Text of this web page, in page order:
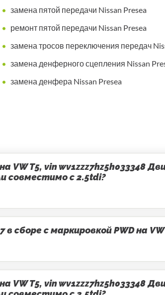
замена пятой передачи Nissan Presea
ремонт пятой передачи Nissan Presea
замена тросов переключения передач
замена денферного сцепления Nissan
замена денфера Nissan Presea
T5, vin wv1zzz7hz5h033348
совместимо с 2.5tdi?
сборе с маркировкой PWD на
T5, vin wv1zzz7hz5h033348